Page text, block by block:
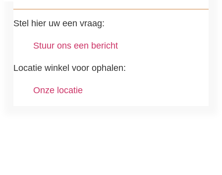
Stel hier uw een vraag:
Stuur ons een bericht
Locatie winkel voor ophalen:
Onze locatie